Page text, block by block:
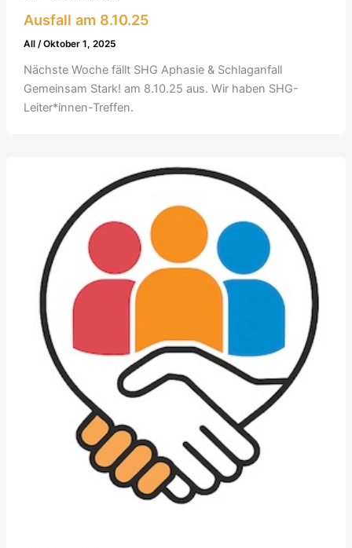
Ausfall am 8.10.25
All /Oktober 1, 2025
Nächste Woche fällt SHG Aphasie & Schlaganfall
Gemeinsam Stark! am 8.10.25 aus. Wir haben SHG-
Leiter*innen-Treffen.